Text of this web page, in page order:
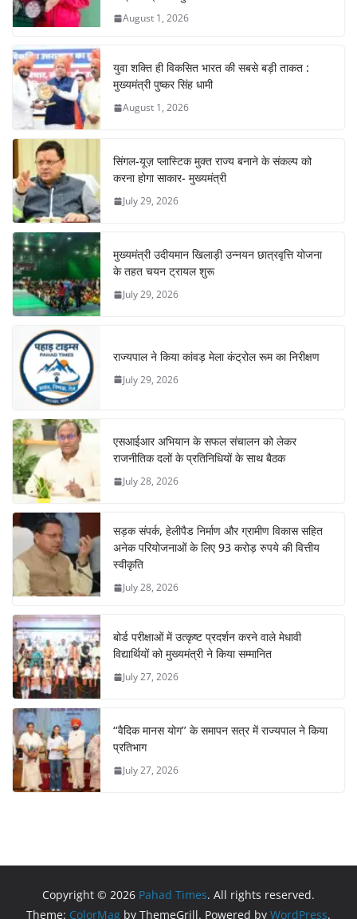
k August 1, 2026
युवा शक्ति ही विकसित भारत की सबसे बड़ी ताकत :
मुख्यमंत्री पुष्कर सिंह धामी
August 1, 2026
सिंगल-यूज़ प्लास्टिक मुक्त राज्य बनाने के संकल्प को
करना होगा साकार- मुख्यमंत्री
July 29, 2026
मुख्यमंत्री उदीयमान खिलाड़ी उन्नयन छात्रवृत्ति योजना
के तहत चयन ट्रायल शुरू
July 29, 2026
राज्यपाल ने किया कांवड़ मेला कंट्रोल रूम का निरीक्षण
July 29, 2026
एसआईआर अभियान के सफल संचालन को लेकर
राजनीतिक दलों के प्रतिनिधियों के साथ बैठक
July 28, 2026
सड़क संपर्क, हेलीपैड निर्माण और ग्रामीण विकास सहित
अनेक परियोजनाओं के लिए 93 करोड़ रुपये की वित्तीय
स्वीकृति
July 28, 2026
बोर्ड परीक्षाओं में उत्कृष्ट प्रदर्शन करने वाले मेधावी
विद्यार्थियों को मुख्यमंत्री ने किया सम्मानित
July 27, 2026
‘‘वैदिक मानस योग’’ के समापन सत्र में राज्यपाल ने किया
प्रतिभाग
July 27, 2026
Copyright © 2026 Pahad Times. All rights reserved.
Theme: ColorMag by ThemeGrill. Powered by WordPress.